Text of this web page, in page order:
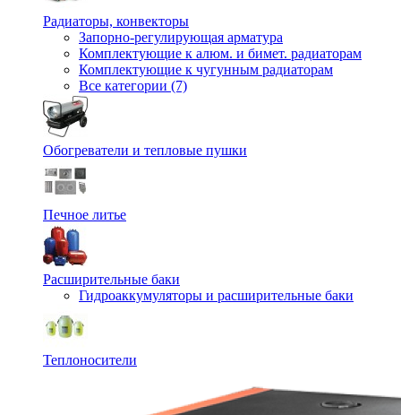
Радиаторы, конвекторы
Запорно-регулирующая арматура
Комплектующие к алюм. и бимет. радиаторам
Комплектующие к чугунным радиаторам
Все категории (7)
Обогреватели и тепловые пушки
Печное литье
Расширительные баки
Гидроаккумуляторы и расширительные баки
Теплоносители